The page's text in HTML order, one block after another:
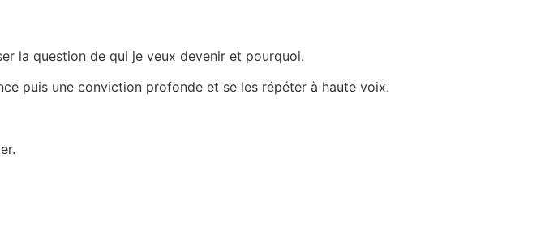
la question de qui je veux devenir et pourquoi.
puis une conviction profonde et se les répéter à haute voix.